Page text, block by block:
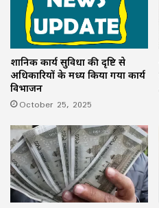
प्रशानिक कार्य सुविधा की दृष्टि से
अधिकारियों के मध्य किया गया कार्य
विभाजन
October 25, 2025